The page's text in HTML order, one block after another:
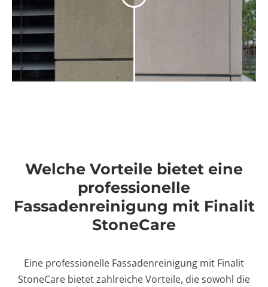
Welche Vorteile bietet eine
professionelle
Fassadenreinigung mit Finalit
StoneCare
Eine professionelle Fassadenreinigung mit Finalit
StoneCare bietet zahlreiche Vorteile, die sowohl die